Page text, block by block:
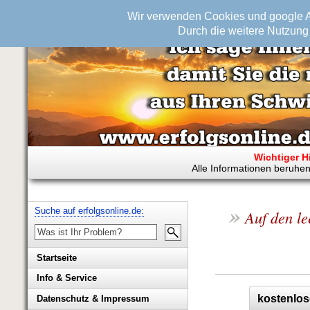
Wichtiger
Alle Informationen
Suche auf erfolgsonline.de:
Startseite
Info & Service
Biografie Wolfgang Rademacher
Datenschutz & Impressum
» Auf den
Wir verwenden Cookies und google
Durch die weitere